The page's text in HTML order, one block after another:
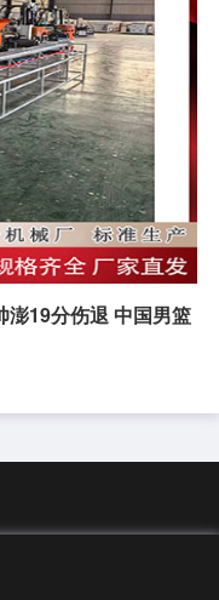
澎19分伤退 中国男篮